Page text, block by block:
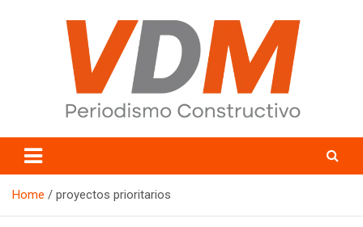
valledelmayo.com
Home proyectos prioritarios